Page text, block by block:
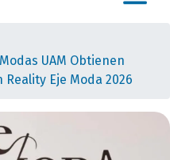
UAM Obtienen
Eje Moda 2026